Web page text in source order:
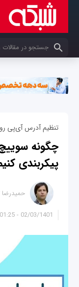
کلمات کلیدی خود را
تنظیم آدرس آی‌پی
چگونه
پیکربندی
02/03/1401 - 01:25
حمیدرضا